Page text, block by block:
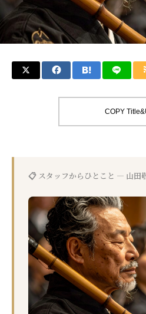
COPY
📋 スタッフからひとこと — 山田